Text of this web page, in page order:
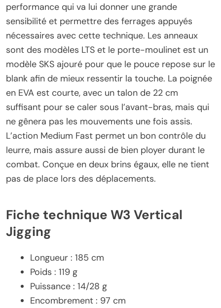
performance qui va lui donner une grande
sensibilité et permettre des ferrages appuyés
nécessaires avec cette technique. Les anneaux
sont des modèles LTS et le porte-moulinet est un
modèle SKS ajouré pour que le pouce repose sur le
blank afin de mieux ressentir la touche. La poignée
en EVA est courte, avec un talon de 22 cm
suffisant pour se caler sous l’avant-bras, mais qui
ne gênera pas les mouvements une fois assis.
L’action Medium Fast permet un bon contrôle du
leurre, mais assure aussi de bien ployer durant le
combat. Conçue en deux brins égaux, elle ne tient
pas de place lors des déplacements.
Fiche technique W3 Vertical
Jigging
Longueur : 185 cm
Poids : 119 g
Puissance : 14/28 g
Encombrement : 97 cm